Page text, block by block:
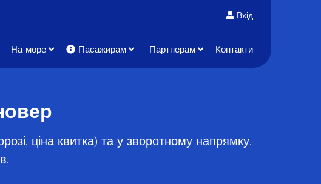
Вхід
На море Пасажирам Партнерам Контакти
ціна квитка) та у зворотному напрямку.